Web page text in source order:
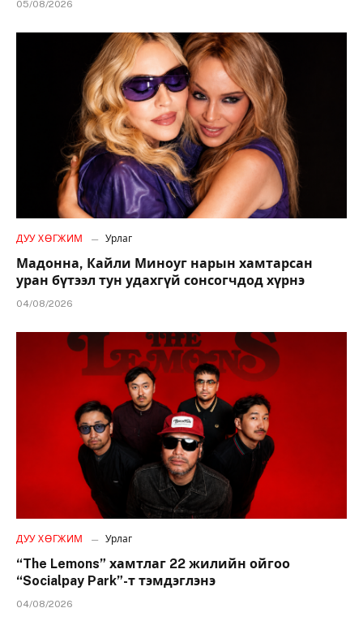
05/08/2026
ДУУ ХӨГЖИМ Урлаг
Мадонна, Кайли Миноуг нарын хамтарсан
уран бүтээл тун удахгүй сонсогчдод хүрнэ
04/08/2026
ДУУ ХӨГЖИМ Урлаг
“The Lemons” хамтлаг 22 жилийн ойгоо
“Socialpay Park”-т тэмдэглэнэ
04/08/2026